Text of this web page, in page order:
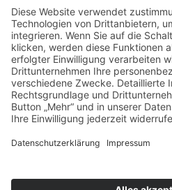
Kontakt
Tel: +49 651 1460900
Impressum